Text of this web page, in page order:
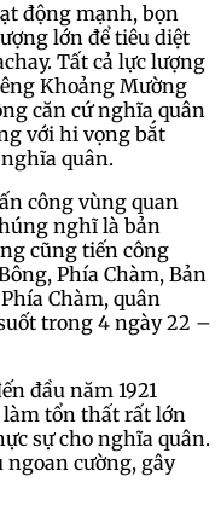
động mạnh, bọn
lớn để tiêu diệt
Tất cả lực lượng
Khoảng Mường
căn cứ nghĩa quân
với hi vọng bắt
quân.
công vùng quan
nghĩ là bản
cũng tiến công
Phía Chàm, Bản
Chàm, quân
trong 4 ngày 22 –
đầu năm 1921
làm tổn thất rất lớn
sự cho nghĩa quân.
cường, gây